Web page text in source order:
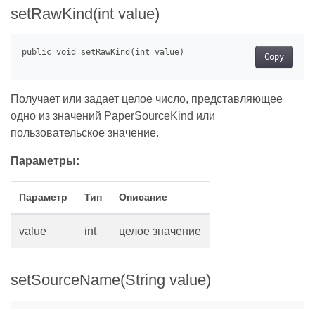
setRawKind(int value)
Copy
Получает или задает целое число, представляющее
одно из значений PaperSourceKind или
пользовательское значение.
Параметры:
Параметр Тип Описание
value int целое значение
setSourceName(String value)